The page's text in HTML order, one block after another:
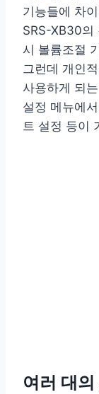
기능들에 차
SRS-XB30의
시 볼륨조절
그런데 개인
사용하게 되
설정 메뉴에
트 설정 등이
여러 대